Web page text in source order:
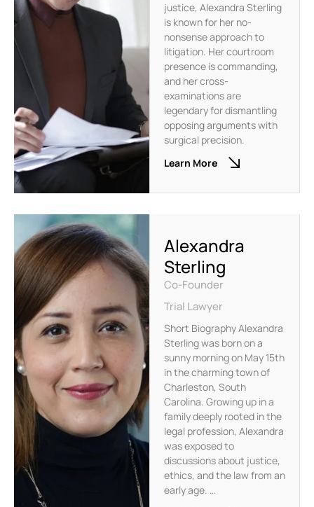
justice, Alexandra Sterling
is known for her no-
nonsense approach to
litigation. Her courtroom
presence is commanding,
and her cross-
examinations are
legendary for dismantling
opposing arguments with
surgical precision.
Learn More
Alexandra
Sterling
Co-Founder
Trial Lawyer
Short Biography Alexandra
Sterling was born on a
sunny morning on May 15th
in the charming town of
Charleston, South
Carolina. Growing up in a
family deeply rooted in the
legal profession, Alexandra
was exposed to
discussions about justice,
ethics, and the law from an
early age. …